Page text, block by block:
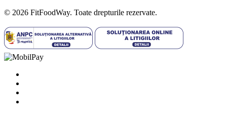
© 2026 FitFoodWay. Toate drepturile rezervate.